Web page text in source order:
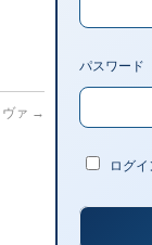
ァ →
パスワード
ログ